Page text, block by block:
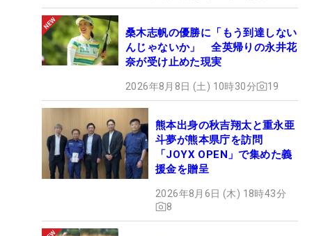
桑木志帆の優勝に「もう到達しない
んじゃないか」 全英帰りの永井花
奈が受け止めた現実
2026年8月8日 (土) 10時30分 19
熊本出身の秋吉翔太と重永亜
斗夢が熊本県庁を訪問
「JOYX OPEN」で集めた義
援金を贈呈
2026年8月6日 (木) 18時43分
8